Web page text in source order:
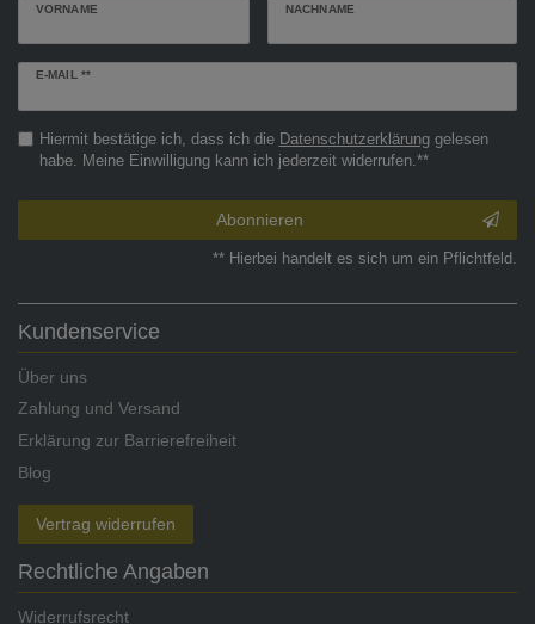
VORNAME NACHNAME
E-MAIL **
Newsletter
Hiermit bestätige ich, dass ich die Daten­schutz­erklärunggelesen
habe. Meine Einwilligung kann ich jederzeit widerrufen.**
Abonnieren
** Hierbei handelt es sich um ein Pflichtfeld.
Kundenservice
Über uns
Zahlung und Versand
Erklärung zur Barrierefreiheit
Blog
Vertrag widerrufen
Rechtliche Angaben
Widerrufsrecht